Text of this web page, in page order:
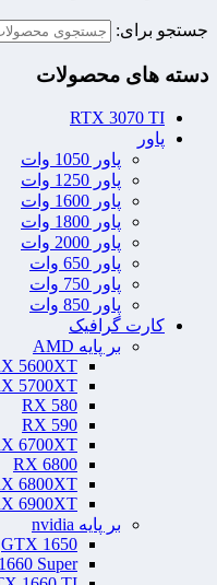
جستجو برای:
دسته های محصولات
RTX 3070 TI
پاور
پاور 1050 وات
پاور 1250 وات
پاور 1600 وات
پاور 1800 وات
پاور 2000 وات
پاور 650 وات
پاور 750 وات
پاور 850 وات
کارت گرافیک
بر پایه AMD
5600XT
5700XT
RX 580
RX 590
6700XT
RX 6800
6800XT
6900XT
بر پایه nvidia
GTX 1650
Super